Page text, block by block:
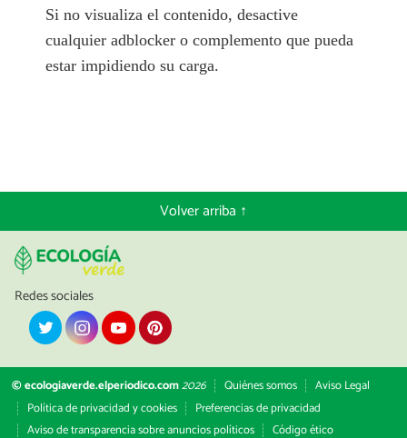
Si no visualiza el contenido, desactive
cualquier adblocker o complemento que pueda
estar impidiendo su carga.
Volver arriba ↑
Redes sociales
© ecologiaverde.elperiodico.com2026 Quiénes somos
Aviso Legal
Política de privacidad y cookies
Preferencias de privacidad
Aviso de transparencia sobre anuncios políticos
Código ético